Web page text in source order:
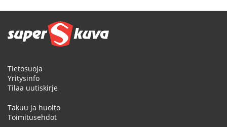
Tietosuoja
Yritysinfo
Tilaa uutiskirje
Takuu ja huolto
Toimitusehdot